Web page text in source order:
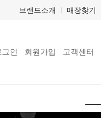
브랜드소개 매장찾기
인 회원가입 고객센터